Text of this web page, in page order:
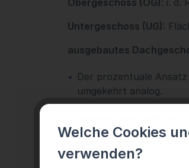
Obergeschoss (OG): i. d.
Untergeschoss (UG):
ausgebautes
Der prozentuale
umgekehrt analog.
Welche Cookies
verwenden?